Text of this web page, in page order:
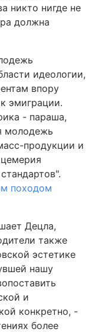
никто нигде не
должна
идеологии,
впору
эмиграции.
- параша,
молодежь
продукции и
походом
Децла,
также
эстетике
нашу
и
конкретно, -
более